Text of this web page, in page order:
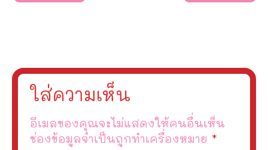
ใส่ความเห็น
อีเมลของคุณจะไม่แสดงให้คนอื่นเห็น
ช่องข้อมูลจำเป็นถูกทำเครื่องหมาย *